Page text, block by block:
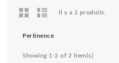
Il y a 2 produits.
Pertinence
Showing 1-2 of 2 item(s)